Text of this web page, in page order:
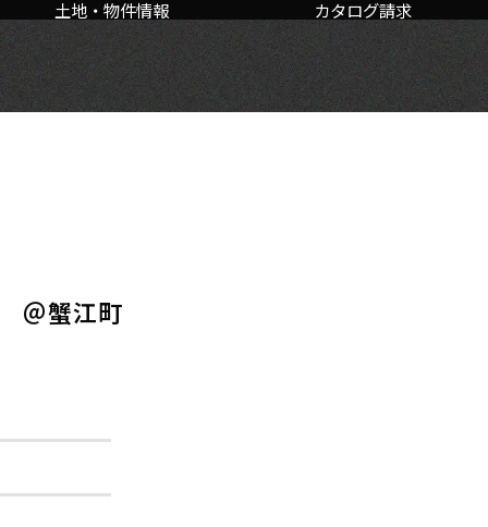
土地・物件情報 カタログ請求
会 ＠蟹江町